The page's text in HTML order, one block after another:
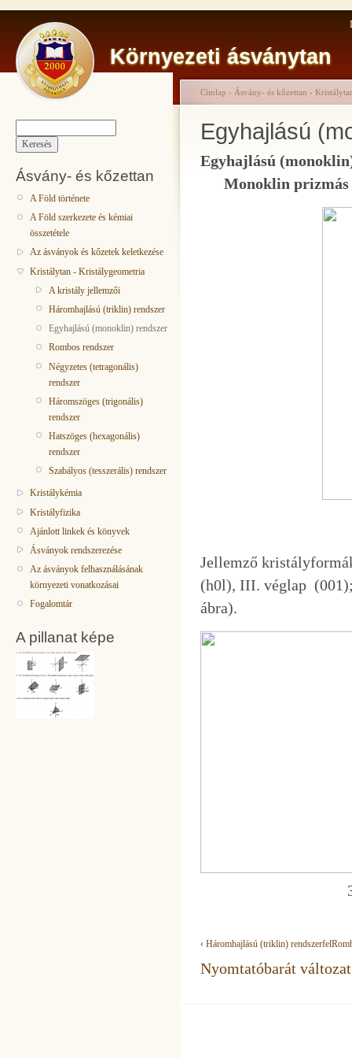
Környezeti ásványtan
Ásvány- és kőzettan
A Föld története
A Föld szerkezete és kémiai
összetétele
Az ásványok és kőzetek keletkezése
Kristálytan - Kristálygeometria
A kristály jellemzői
Háromhajlású (triklin) rendszer
Egyhajlású (monoklin) rendszer
Rombos rendszer
Négyzetes (tetragonális)
rendszer
Háromszöges (trigonális)
rendszer
Hatszöges (hexagonális)
rendszer
Szabályos (tesszerális) rendszer
Kristálykémia
Kristályfizika
Ajánlott linkek és könyvek
Ásványok rendszerezése
Az ásványok felhasználásának
környezeti vonatkozásai
Fogalomtár
A pillanat képe
Címlap › Ásvány- és kőzettan ›
Egyhajlású
Egyhajlású
Monoklin
Jellemző
(h0l), III. véglap
ábra).
‹ Háromhajlású (triklin) rendszerfel
Nyomtatóbarát változat